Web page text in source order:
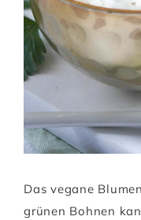
Das vegane
grünen Bohnen